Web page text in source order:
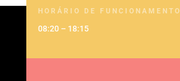
HORÁRIO DE FUNCIONAMENTO
08:20 – 18:15